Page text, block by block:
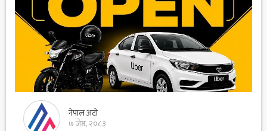
नेपाल अटो
७ जेष्ठ, २०८३